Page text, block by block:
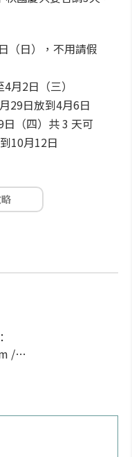
（日），不用請假
月2日（三）
29日放到4月6日
（四）共 3 天可
10月12日
/